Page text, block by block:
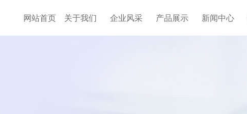
网站首页 关于我们 企业风采 产品展示 新闻中心